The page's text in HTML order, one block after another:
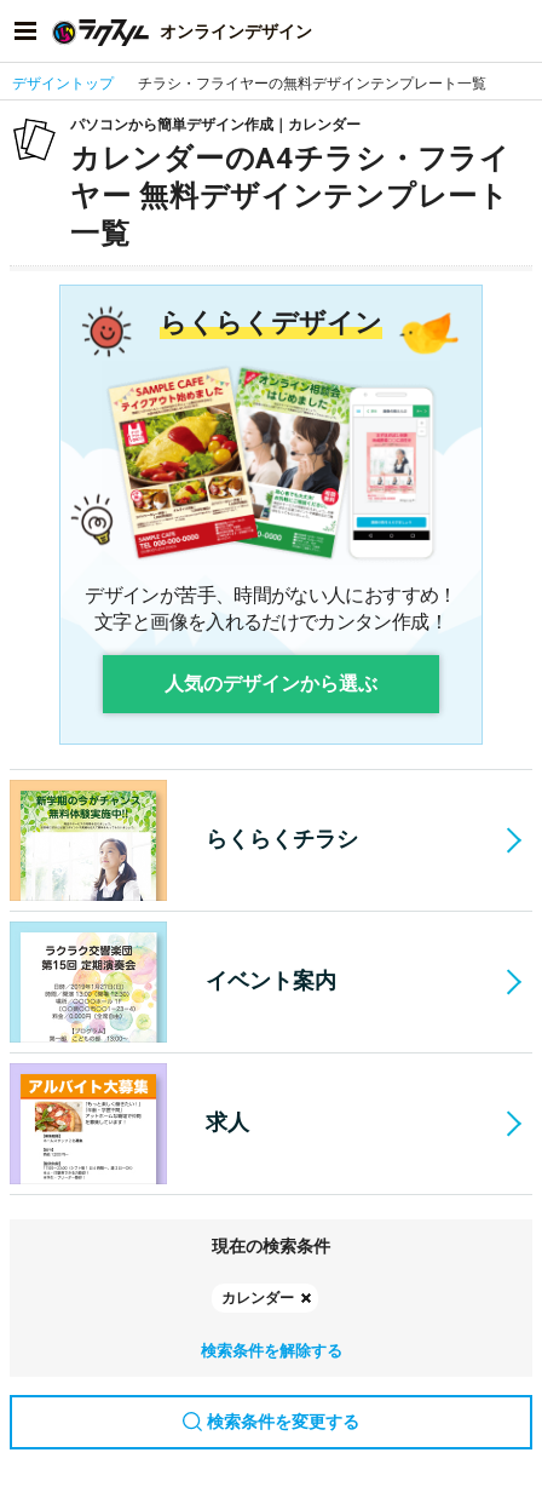
オンラインデザイン
デザイントップ チラシ・フライヤーの無料デザインテンプレート一覧
パソコンから簡単デザイン作成｜カレンダー
カレンダーのA4チラシ・フライ
ヤー 無料デザインテンプレート
一覧
らくらくデザイン
デザインが苦手、時間がない人におすすめ！
文字と画像を入れるだけでカンタン作成！
人気のデザインから選ぶ
らくらくチラシ
イベント案内
求人
現在の検索条件
カレンダー
検索条件を解除する
検索条件を変更する